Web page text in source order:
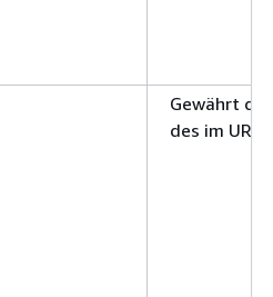
Gewährt
des im URI